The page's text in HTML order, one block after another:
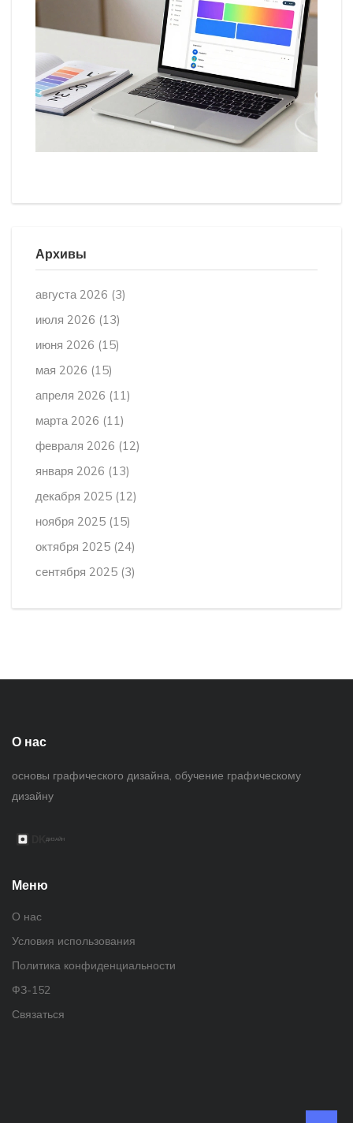
Архивы
августа 2026 (3)
июля 2026 (13)
июня 2026 (15)
мая 2026 (15)
апреля 2026 (11)
марта 2026 (11)
февраля 2026 (12)
января 2026 (13)
декабря 2025 (12)
ноября 2025 (15)
октября 2025 (24)
сентября 2025 (3)
О нас
основы графического дизайна, обучение графическому
дизайну
Меню
О нас
Условия использования
Политика конфиденциальности
ФЗ-152
Связаться